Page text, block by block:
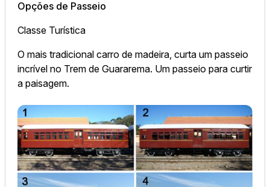
Opções de Passeio
Classe Turística
O mais tradicional carro de madeira, curta um passeio
incrível no Trem de Guararema. Um passeio para curtir
a paisagem.